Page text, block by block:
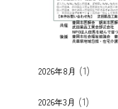
2026年8月 (1)
2026年3月 (1)